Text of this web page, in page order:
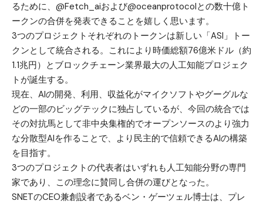
るために、@Fetch_aiおよび@oceanprotocolとの数十億ト
ークンの合併を発表できることを嬉しく思います。
3つのプロジェクトそれぞれのトークンは新しい「ASI」トー
クンとして統合される。これにより時価総額76億米ドル（約
1.1兆円）とブロックチェーン業界最大の人工知能プロジェク
トが誕生する。
現在、AIの開発、利用、収益化がマイクソフトやグーグルな
どの一部のビッグテックに独占しているが、今回の統合では
その対抗馬として非中央集権的でオープンソースのより強力
な分散型AIを作ることで、より民主的で信頼できるAIの構築
を目指す。
3つのプロジェクトの代表者はいずれも人工知能分野の専門
家であり、この理念に賛同し合併の運びとなった。
SNETのCEO兼創設者であるベン・ゲーツェル博士は、プレ